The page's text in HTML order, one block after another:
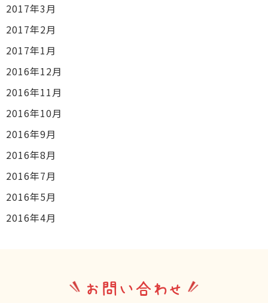
2017年3月
2017年2月
2017年1月
2016年12月
2016年11月
2016年10月
2016年9月
2016年8月
2016年7月
2016年5月
2016年4月
お問い合わせ